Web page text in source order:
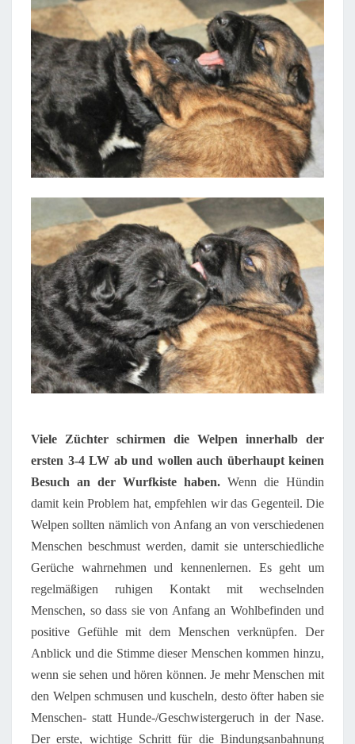
Viele Züchter schirmen die Welpen innerhalb der
ersten 3-4 LW ab und wollen auch überhaupt keinen
Besuch an der Wurfkiste haben. Wenn die Hündin
damit kein Problem hat, empfehlen wir das Gegenteil. Die
Welpen sollten nämlich von Anfang an von verschiedenen
Menschen beschmust werden, damit sie unterschiedliche
Gerüche wahrnehmen und kennenlernen. Es geht um
regelmäßigen ruhigen Kontakt mit wechselnden
Menschen, so dass sie von Anfang an Wohlbefinden und
positive Gefühle mit dem Menschen verknüpfen. Der
Anblick und die Stimme dieser Menschen kommen hinzu,
wenn sie sehen und hören können. Je mehr Menschen mit
den Welpen schmusen und kuscheln, desto öfter haben sie
Menschen- statt Hunde-/Geschwistergeruch in der Nase.
Der erste, wichtige Schritt für die Bindungsanbahnung